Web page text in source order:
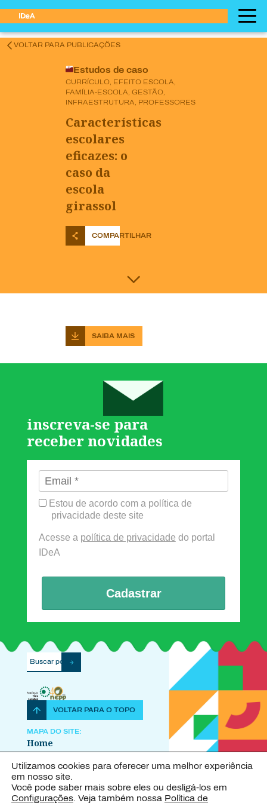
VOLTAR PARA PUBLICAÇÕES
Estudos de caso
CURRÍCULO, EFEITO ESCOLA,
FAMÍLIA-ESCOLA, GESTÃO,
INFRAESTRUTURA, PROFESSORES
Características
escolares
eficazes: o
caso da
escola
girassol
COMPARTILHAR
SAIBA MAIS
inscreva-se para
receber novidades
Estou de acordo com a política de
privacidade deste site
Acesse a política de privacidade do portal
IDeA
Cadastrar
VOLTAR PARA O TOPO
MAPA DO SITE:
Home
Explore o IDeA
Publicações
Utilizamos cookies para oferecer uma melhor experiência
em nosso site.
Você pode saber mais sobre eles ou desligá-los em
Configurações. Veja também nossa Política de